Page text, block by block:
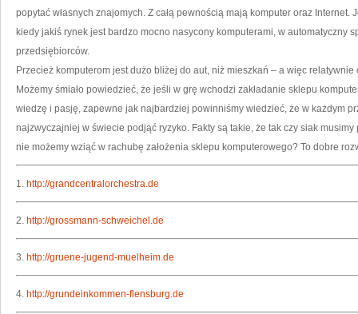
popytać własnych znajomych. Z całą pewnością mają komputer oraz
kiedy jakiś rynek jest bardzo mocno nasycony komputerami, w automatyczny
przedsiębiorców.
Przecież komputerom jest dużo bliżej do aut, niż mieszkań – a więc
Możemy śmiało powiedzieć, że jeśli w grę wchodzi zakładanie sklepu
wiedzę i pasję, zapewne jak najbardziej powinniśmy wiedzieć, że w każdym
najzwyczajniej w świecie podjąć ryzyko. Fakty są takie, że tak czy siak
nie możemy wziąć w rachubę założenia sklepu komputerowego? To dobre
1. http://grandcentralorchestra.de
2. http://grossmann-schweichel.de
3. http://gruene-jugend-muelheim.de
4. http://grundeinkommen-flensburg.de